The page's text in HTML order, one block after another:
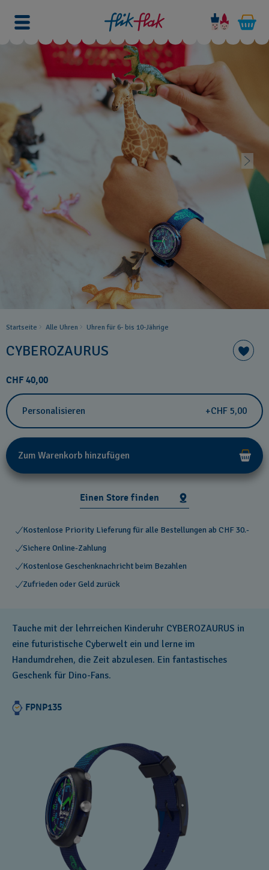
Startseite Alle Uhren Uhren für 6- bis 10-Jährige
CYBEROZAURUS
CHF 40,00
Personalisieren +CHF 5,00
Zum Warenkorb hinzufügen
Einen Store finden
Kostenlose Priority Lieferung für alle Bestellungen ab CHF 30.-
Sichere Online-Zahlung
Kostenlose Geschenknachricht beim Bezahlen
Zufrieden oder Geld zurück
Tauche mit der lehrreichen Kinderuhr CYBEROZAURUS in
eine futuristische Cyberwelt ein und lerne im
Handumdrehen, die Zeit abzulesen. Ein fantastisches
Geschenk für Dino-Fans.
FPNP135